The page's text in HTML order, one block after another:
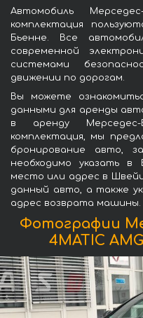
Автомобиль
комплектация
Бьенне. Все
современной
системами
движении по дорогам.
Вы можете
данными для аренды
в аренду
комплектация, мы
бронирование авто,
необходимо указать
место или адрес в
данный авто, а также
адрес возврата машины.
Фотографии
4MATIC